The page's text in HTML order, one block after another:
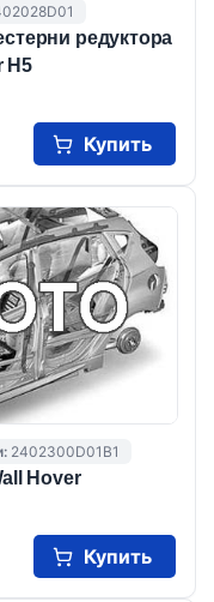
редуктора
H5
Купить
2402300D01B1
Hover
Купить